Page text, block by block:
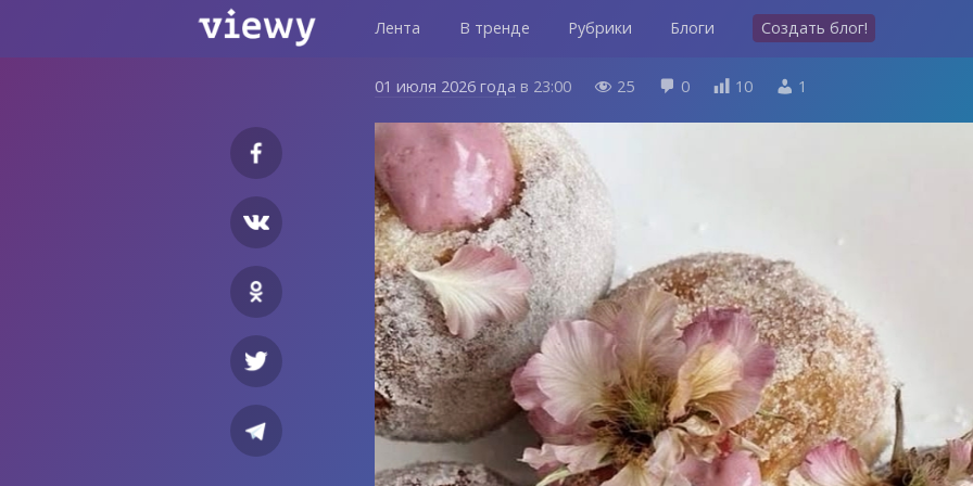
Лента В тренде Рубрики Блоги Создать блог!
01 июля 2026 года в 23:00  25  0  10  1